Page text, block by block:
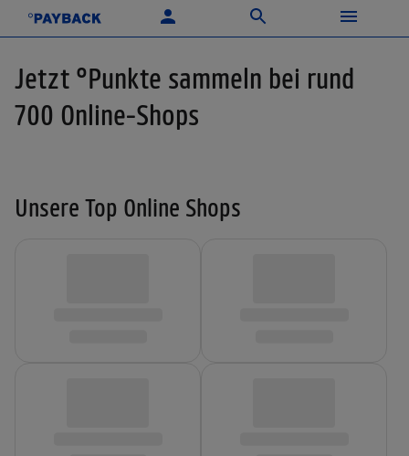
Jetzt °Punkte sammeln bei rund
700 Online-Shops
Unsere Top Online Shops